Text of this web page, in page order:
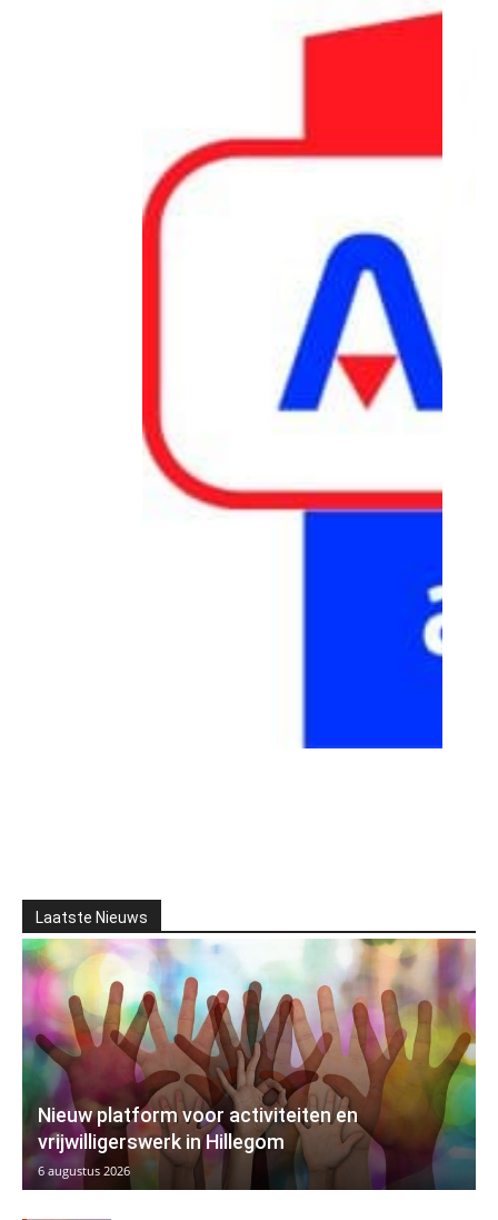
Laatste Nieuws
Nieuw platform voor activiteiten en
vrijwilligerswerk in Hillegom
6 augustus 2026